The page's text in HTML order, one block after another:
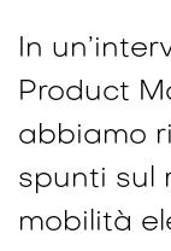
In
Product
abbiamo
spunti sul
mobilità